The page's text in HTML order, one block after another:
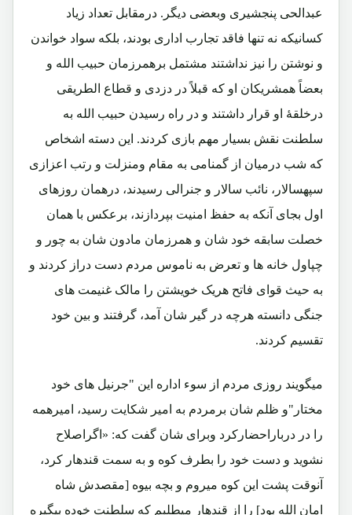
عبدالحی پنجشیری وبعضی دیگر. درمقابل تعداد زیاد
کسانیکه نه تنها فاقد تجارب اداری بودند، بلکه سواد خواندن
و نوشتن را نیز نداشتند مشتمل برهمرزمان حبیب الله و
بعضاً همشریکان او که قبلاً در دزدی و قطاع الطریقی
درخلقۀ او قرار داشتند و در راه رسیدن حبیب الله به
سلطنت نقش بسیار مهم بازی کردند. این دسته اشخاص
که شب درمیان از گمنامی به مقام ومنزلت و رتب اعزازی
سپهسالار، نائب سالار و جنرالی رسیدند، درهمان روزهای
اول بجای آنکه به حفظ امنیت بپردازند، برعکس با همان
خصلت سابقه خود شان و همرزمان مادون شان به چور و
چپاول خانه ها و تعرض به ناموس مردم دست دراز کردند و
به حیث قوای فاتح هریک خویشتن را مالک غنیمت های
جنگی دانسته هرچه در گیر شان آمد، گرفتند و بین خود
تقسیم کردند.
میگویند روزی مردم از سوء اداره این "جرنیل های خود
مختار"و ظلم شان برمردم به امیر شکایت رسید، امیرهمه
را در درباراحضارکرد وبرای شان گفت که: «اگراصلاح
نشوید و دست خود را بطرف کوه و به سمت قندهار کرد،
آنوقت پشت این کوه میروم و بچه بیوه [مقصدش شاه
امان الله بود] را از قندهار میطلبم که سلطنت خوده بیگیره